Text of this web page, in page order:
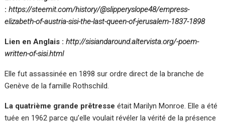
: https://steemit.com/history/@slipperyslope48/empress-
elizabeth-of-austria-sisi-the-last-queen-of-jerusalem-1837-1898
Lien en Anglais : http://sisiandaround.altervista.org/-poem-
written-of-sisi.html
Elle fut assassinée en 1898 sur ordre direct de la branche de
Genève de la famille Rothschild.
La quatrième grande prêtresse était Marilyn Monroe. Elle a été
tuée en 1962 parce qu’elle voulait révéler la vérité de la présence